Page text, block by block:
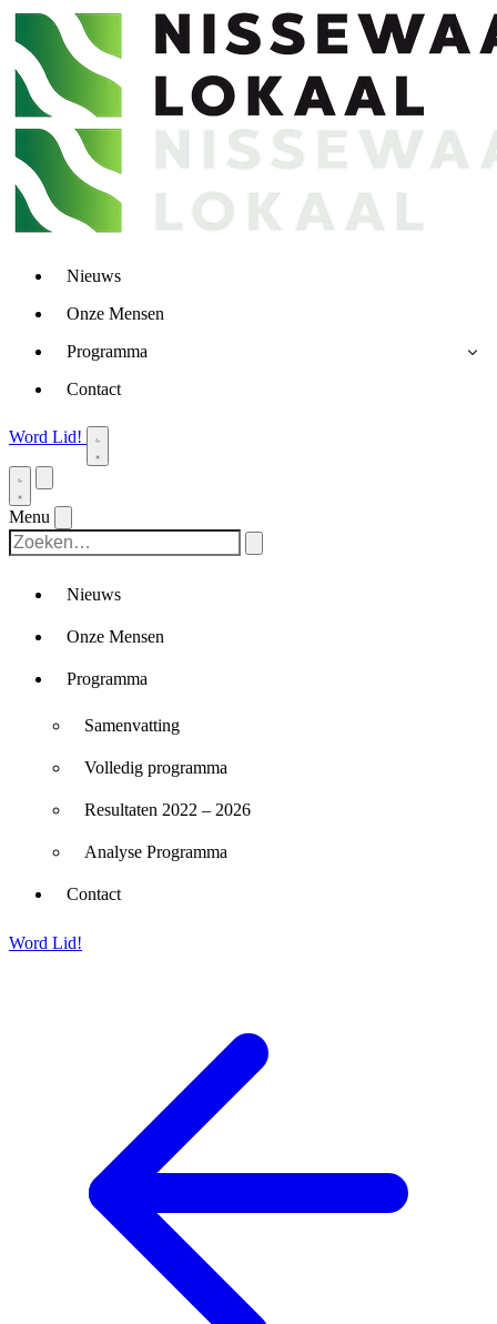
Nieuws
Onze Mensen
Programma
Contact
Word Lid!
Menu
Nieuws
Onze Mensen
Programma
Samenvatting
Volledig programma
Resultaten 2022 – 2026
Analyse Programma
Contact
Word Lid!